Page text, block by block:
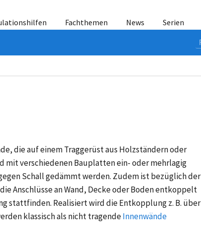
Fachthemen News Serien
die auf einem Traggerüst aus Holzständern oder
verschiedenen Bauplatten ein- oder mehrlagig
Schall gedämmt werden. Zudem ist bezüglich der
Anschlüsse an Wand, Decke oder Boden entkoppelt
stattfinden. Realisiert wird die Entkopplung z. B. über
klassisch als nicht tragendeInnenwände